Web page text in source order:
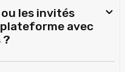
les invités
avec
?